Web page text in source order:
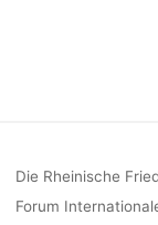
Die Rheinische
Forum